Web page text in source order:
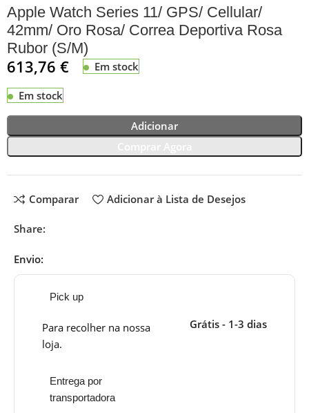
Apple Watch Series 11/ GPS/ Cellular/
42mm/ Oro Rosa/ Correa Deportiva Rosa
Rubor (S/M)
613,76€ Em stock
Em stock
Adicionar
Comparar Adicionar à Lista de Desejos
Share:
Envio:
Pick up
Para recolher na nossa
loja.
Grátis - 1-3 dias
Entrega por
transportadora